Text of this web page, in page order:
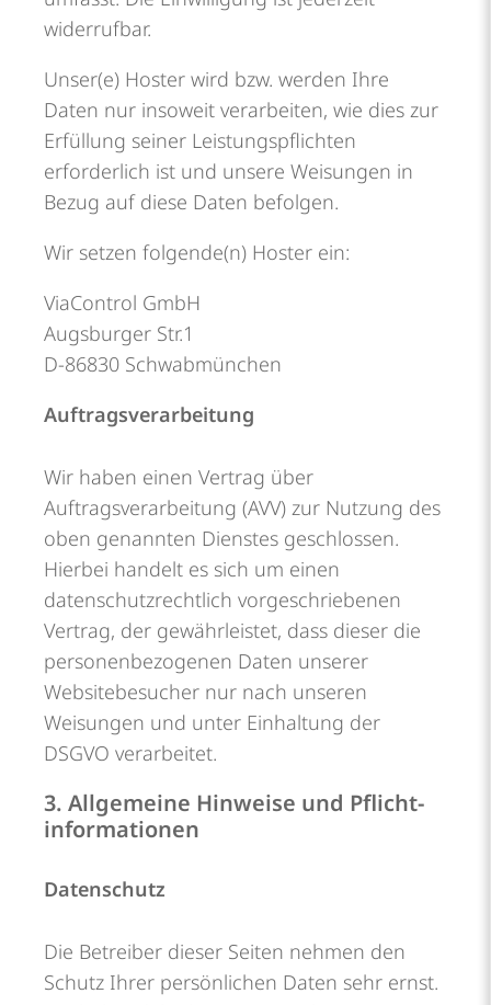
widerrufbar.
Unser(e) Hoster wird bzw. werden Ihre
Daten nur insoweit verarbeiten, wie dies zur
Erfüllung seiner Leistungspflichten
erforderlich ist und unsere Weisungen in
Bezug auf diese Daten befolgen.
Wir setzen folgende(n) Hoster ein:
ViaControl GmbH
Augsburger Str.1
D-86830 Schwabmünchen
Auftragsverarbeitung
Wir haben einen Vertrag über
Auftragsverarbeitung (AVV) zur Nutzung des
oben genannten Dienstes geschlossen.
Hierbei handelt es sich um einen
datenschutzrechtlich vorgeschriebenen
Vertrag, der gewährleistet, dass dieser die
personenbezogenen Daten unserer
Websitebesucher nur nach unseren
Weisungen und unter Einhaltung der
DSGVO verarbeitet.
3. Allgemeine Hinweise und Pflicht­
informationen
Datenschutz
Die Betreiber dieser Seiten nehmen den
Schutz Ihrer persönlichen Daten sehr ernst.